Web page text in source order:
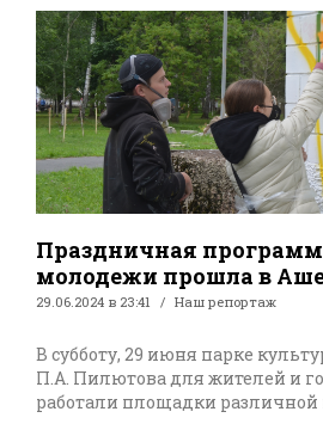
Праздничная
молодежи прошла в Аше
29.06.2024 в 23:41 Наш репортаж
В субботу, 29 июня парке
П.А. Пилютова для жителей и
работали площадки различной